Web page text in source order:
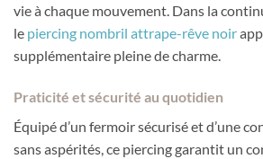
vie à chaque mouvement. Dans la
le piercing nombril attrape-rêve noir
supplémentaire pleine de charme.
Praticité et sécurité au quotidien
Équipé d’un fermoir sécurisé et d’une
sans aspérités, ce piercing garantit un